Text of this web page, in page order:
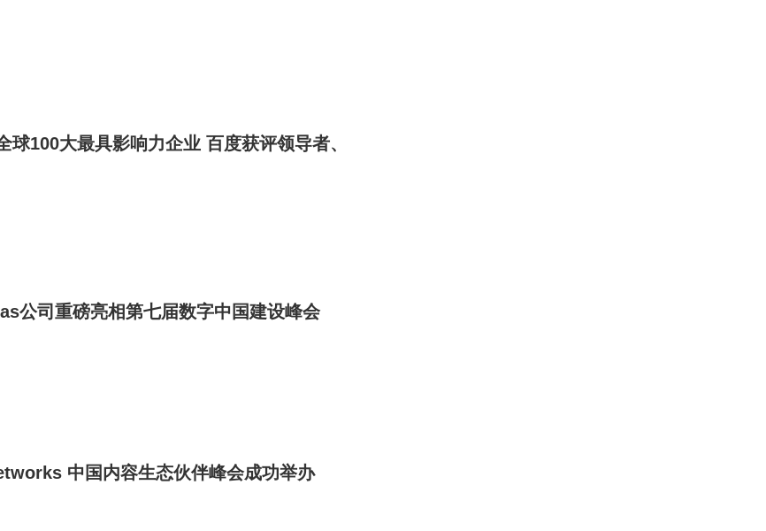
球100大最具影响力企业 百度获评领导者、
公司重磅亮相第七届数字中国建设峰会
中国内容生态伙伴峰会成功举办